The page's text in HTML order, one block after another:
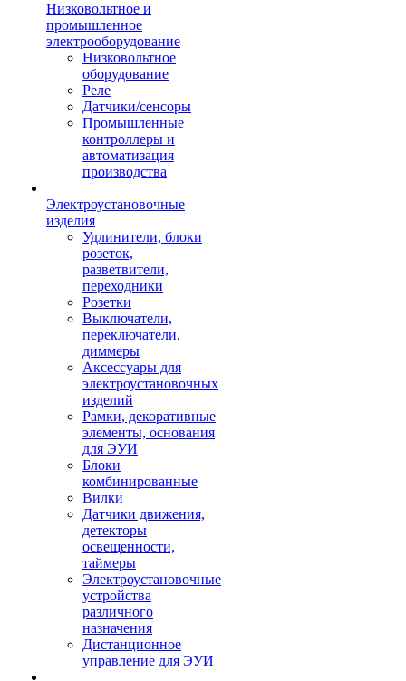
Низковольтное и
промышленное
электрооборудование
Низковольтное
оборудование
Реле
Датчики/сенсоры
Промышленные
контроллеры и
автоматизация
производства
Электроустановочные
изделия
Удлинители, блоки
розеток,
разветвители,
переходники
Розетки
Выключатели,
переключатели,
диммеры
Аксессуары для
электроустановочных
изделий
Рамки, декоративные
элементы, основания
для ЭУИ
Блоки
комбинированные
Вилки
Датчики движения,
детекторы
освещенности,
таймеры
Электроустановочные
устройства
различного
назначения
Дистанционное
управление для ЭУИ